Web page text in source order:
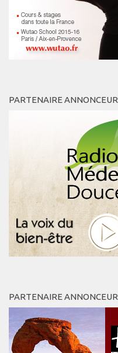
PARTENAIRE ANNONCEUR
PARTENAIRE ANNONCEUR